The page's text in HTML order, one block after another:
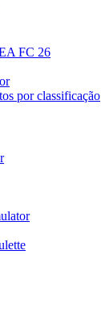
FC 26
por classificação